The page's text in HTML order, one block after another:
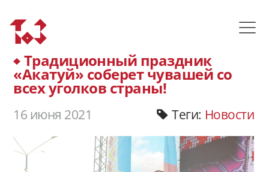
Традиционный праздник
«Акатуй» соберет чувашей со
всех уголков страны!
16 июня 2021 Теги: Новости